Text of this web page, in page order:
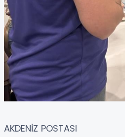
AKDENİZ POSTASI